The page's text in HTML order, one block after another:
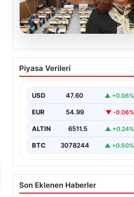
05.08.2026
Üsküdar Belediyesi’nde
başkanvekili Sibel Tan
Piyasa Verileri
USD 47.60 ▲ +0.06%
EUR 54.99 ▼ -0.06%
ALTIN 6511.5 ▲ +0.24%
BTC 3078244 ▲ +0.50%
Son Eklenen Haberler